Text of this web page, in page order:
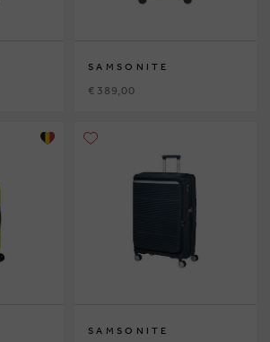
SAMSONITE
€ 389,00
SAMSONITE